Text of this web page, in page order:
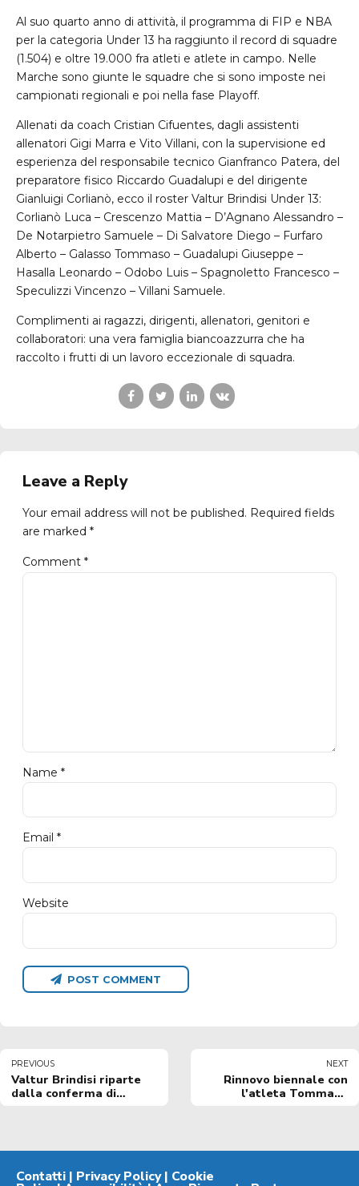
Al suo quarto anno di attività, il programma di FIP e NBA
per la categoria Under 13 ha raggiunto il record di squadre
(1.504) e oltre 19.000 fra atleti e atlete in campo. Nelle
Marche sono giunte le squadre che si sono imposte nei
campionati regionali e poi nella fase Playoff.
Allenati da coach Cristian Cifuentes, dagli assistenti
allenatori Gigi Marra e Vito Villani, con la supervisione ed
esperienza del responsabile tecnico Gianfranco Patera, del
preparatore fisico Riccardo Guadalupi e del dirigente
Gianluigi Corlianò, ecco il roster Valtur Brindisi Under 13:
Corlianò Luca – Crescenzo Mattia – D’Agnano Alessandro –
De Notarpietro Samuele – Di Salvatore Diego – Furfaro
Alberto – Galasso Tommaso – Guadalupi Giuseppe –
Hasalla Leonardo – Odobo Luis – Spagnoletto Francesco –
Speculizzi Vincenzo – Villani Samuele.
Complimenti ai ragazzi, dirigenti, allenatori, genitori e
collaboratori: una vera famiglia biancoazzurra che ha
raccolto i frutti di un lavoro eccezionale di squadra.
Leave a Reply
Your email address will not be published. Required fields
are marked *
Comment *
Name *
Email *
Website
POST COMMENT
PREVIOUS
Valtur Brindisi riparte
dalla conferma di
NEXT
Rinnovo biennale con
l'atleta Tommaso
Contatti | Privacy Policy| Cookie